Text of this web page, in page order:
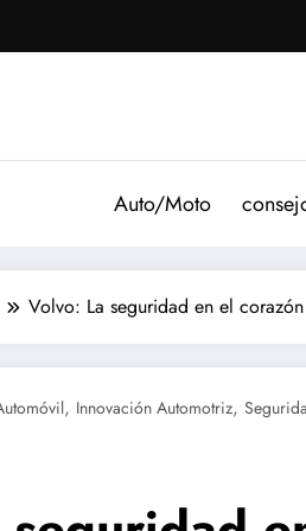
Auto/Moto
Volvo: La seguridad en el
, Innovación Automotriz,